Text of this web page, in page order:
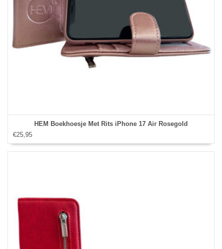
HEM Boekhoesje Met Rits iPhone 17 Air Rosegold
€25,95